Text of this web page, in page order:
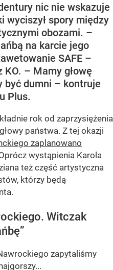
nic nie wskazuje
wyciszył spory między
obozami. –
na karcie jego
SAFE –
– Mamy głowę
być dumni – kontruje
Plus.
rok od zaprzysiężenia
państwa. Z tej okazji
zaplanowano
wystąpienia Karola
też część artystyczna
którzy będą
Witczak
zapytaliśmy